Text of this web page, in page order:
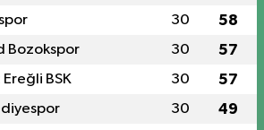
30 58
Bozokspor 30 57
BSK 30 57
30 49